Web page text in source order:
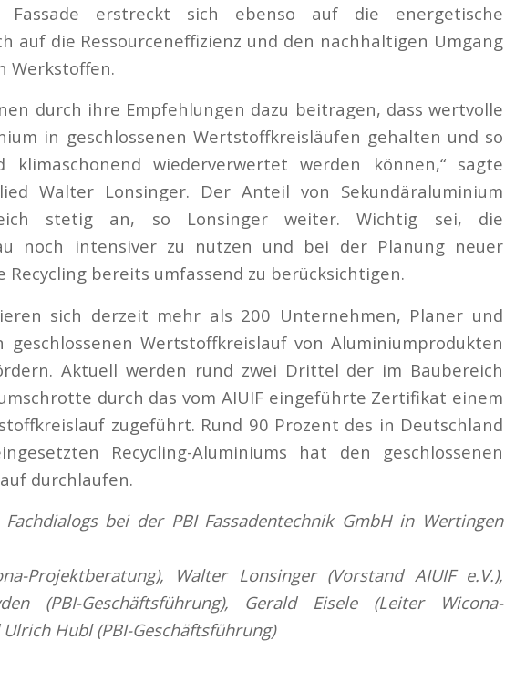
Fassade erstreckt sich ebenso auf die energetische
auf die Ressourceneffizienz und den nachhaltigen Umgang
Werkstoffen.
durch ihre Empfehlungen dazu beitragen, dass wertvolle
in geschlossenen Wertstoffkreisläufen gehalten und so
klimaschonend wiederverwertet werden können,“ sagte
Walter Lonsinger. Der Anteil von Sekundäraluminium
stetig an, so Lonsinger weiter. Wichtig sei, die
noch intensiver zu nutzen und bei der Planung neuer
Recycling bereits umfassend zu berücksichtigen.
sich derzeit mehr als 200 Unternehmen, Planer und
Wertstoffkreislauf von Aluminiumprodukten
Aktuell werden rund zwei Drittel der im Baubereich
durch das vom AIUIF eingeführte Zertifikat einem
zugeführt. Rund 90 Prozent des in Deutschland
Recycling-Aluminiums hat den geschlossenen
durchlaufen.
Fachdialogs bei der PBI Fassadentechnik GmbH in Wertingen
Projektberatung), Walter Lonsinger (Vorstand AIUIF e.V.),
(PBI-Geschäftsführung), Gerald Eisele (Leiter Wicona-
Hubl (PBI-Geschäftsführung)